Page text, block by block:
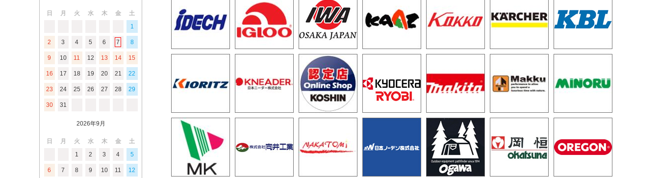
日 月 火 水 木 金
土
1
2 3 4 5 6 7 8
9 10 11 12 13 14 15
16 17 18 19 20 21 22
23 24 25 26 27 28 29
30 31
2026年9月
日 月 火 水 木 金
土
1
2 3 4 5
6 7 8 9 10 11 12